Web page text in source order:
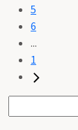
5
6
...
1